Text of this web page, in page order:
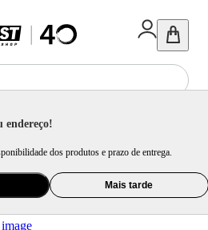
endereço!
dos produtos e prazo de entrega.
Mais tarde